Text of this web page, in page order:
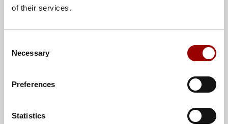
of their services.
Selection
Necessary
Preferences
Statistics
Firma